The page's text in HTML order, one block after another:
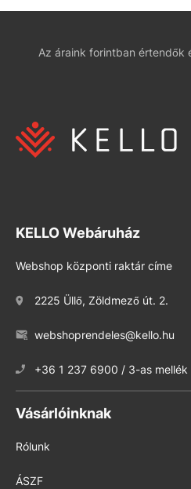
Az áraink forintban értendők
KELLO Webáruház
Webshop központi raktár címe
2225 Üllő, Zöldmező út. 2.
webshoprendeles@kello.hu
+36 1 237 6900 / 3-as mellék
Vásárlóinknak
Rólunk
ÁSZF